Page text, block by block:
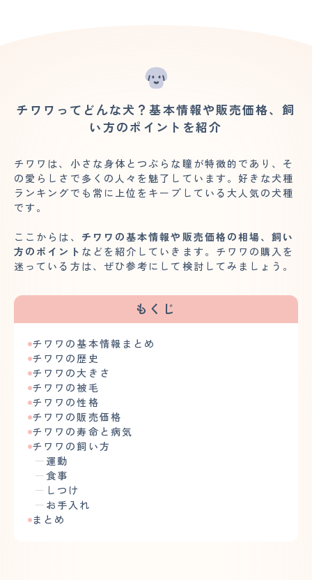
チワワってどんな犬？基本情報や販売価格、飼
い方のポイントを紹介
チワワは、小さな身体とつぶらな瞳が特徴的であり、そ
の愛らしさで多くの人々を魅了しています。好きな犬種
ランキングでも常に上位をキープしている大人気の犬種
です。
ここからは、 チワワの基本情報や販売価格の相場、飼い
方のポイント などを紹介していきます。チワワの購入を
迷っている方は、ぜひ参考にして検討してみましょう。
もくじ
チワワの基本情報まとめ
チワワの歴史
チワワの大きさ
チワワの被毛
チワワの性格
チワワの販売価格
チワワの寿命と病気
チワワの飼い方
運動
食事
しつけ
お手入れ
まとめ